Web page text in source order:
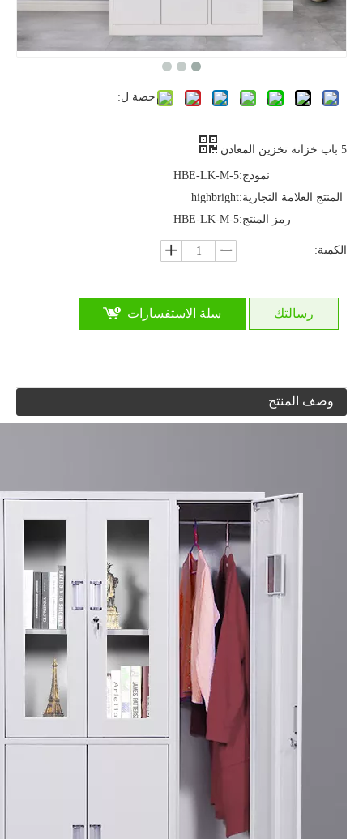
حصة ل:
5 باب خزانة تخزين المعادن
نموذج:HBE-LK-M-5
المنتج العلامة التجارية:highbright
رمز المنتج:HBE-LK-M-5
الكمية:
رسالتك سلة الاستفسارات
وصف المنتج